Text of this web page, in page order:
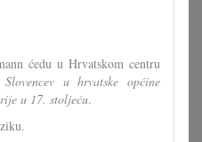
ćedu u Hrvatskom centru
u hrvatske općine
u 17. stoljeću.